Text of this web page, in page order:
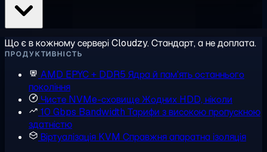
Що є в кожному сервері Cloudzy. Стандарт, а не доплата.
ПРОДУКТИВНІСТЬ
AMD EPYC + DDR5 Ядра й пам'ять останнього
покоління
Чисте NVMe-сховищеЖодних HDD, ніколи
10 Gbps Bandwidth Тарифи з високою пропускною
здатністю
Віртуалізація KVM Справжня апаратна ізоляція